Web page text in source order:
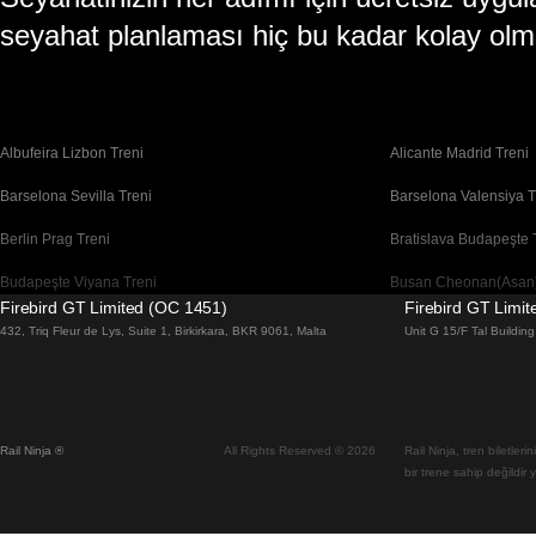
seyahat planlaması hiç bu kadar kolay
Albufeira Lizbon Treni Alicante Madrid Treni
Barselona Sevilla Treni Barselona Valensiya
Berlin Prag Treni Bratislava Budapeşte
Budapeşte Viyana Treni Busan
Cheonan(Asan) Busan Treni Coimbra Lizbon Treni
Flam Oslo Treni Floransa Roma Treni
Firebird GT Limited (OC 1451)
432, Triq Fleur de Lys, Suite 1, Birkirkara, BKR 9061, Malta
Firebird GT
Unit G 15/F Tal
Rail Ninja ® All Rights Reserved © 2026
Rail Ninja, tren
bir trene sahip değildir